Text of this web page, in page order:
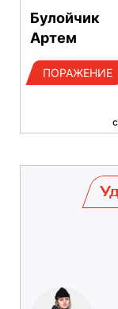
Булойчик
Артем
ПОРАЖЕНИЕ